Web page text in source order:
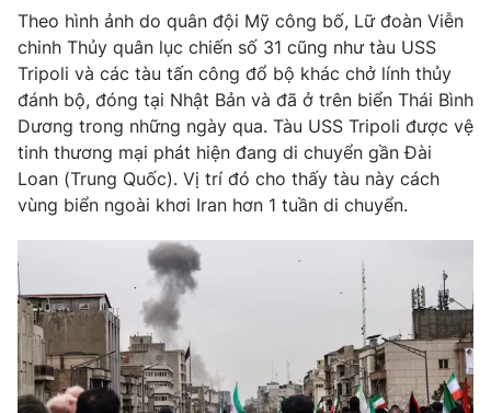
VTV Money VTV Thể thao
VTV Sức khoẻ Bất động sản
Thị trường 24h Tấm lòng Việt
VTV4 Vươn mình bằng AI
VTV9
Liên hệ tòa soạn English
Theo hình ảnh do quân đội Mỹ công bố, Lữ đoàn Viễn
chinh Thủy quân lục chiến số 31 cũng như tàu USS
Tripoli và các tàu tấn công đổ bộ khác chở lính thủy
đánh bộ, đóng tại Nhật Bản và đã ở trên biển Thái Bình
Dương trong những ngày qua. Tàu USS Tripoli được vệ
tinh thương mại phát hiện đang di chuyển gần Đài
Loan (Trung Quốc). Vị trí đó cho thấy tàu này cách
vùng biển ngoài khơi Iran hơn 1 tuần di chuyển.